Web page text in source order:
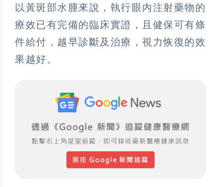
以黃斑部水腫來說，執行眼內注射藥物的
療效已有完備的臨床實證，且健保可有條
件給付，越早診斷及治療，視力恢復的效
果越好。